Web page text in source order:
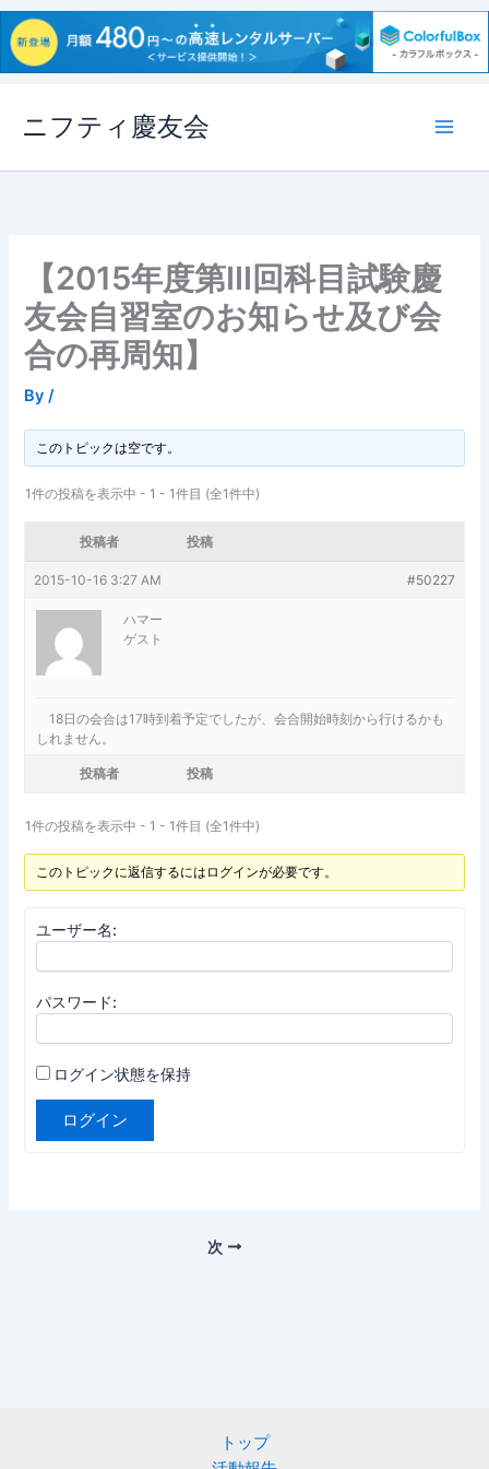
ス
ニフティ慶友会
【2015年度第III回科目試験慶
友会自習室のお知らせ及び会
合の再周知】
By/
このトピックは空です。
1件の投稿を表示中 - 1 - 1件目 (全1件中)
投稿者 投稿
2015-10-16 3:27 AM #50227
ハマー
ゲスト
18日の会合は17時到着予定でしたが、会合開始時刻から行けるかも
しれません。
投稿者 投稿
1件の投稿を表示中 - 1 - 1件目 (全1件中)
このトピックに返信するにはログインが必要です。
ユーザー名:
パスワード:
ログイン状態を保持
ログイン
次
トップ